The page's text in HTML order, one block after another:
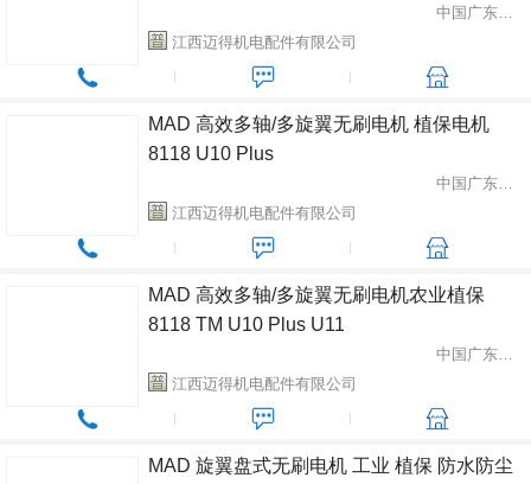
中国广东省中山市
江西迈得机电配件有限公司
MAD 高效多轴/多旋翼无刷电机 植保电机
8118 U10 Plus
中国广东省中山市
江西迈得机电配件有限公司
MAD 高效多轴/多旋翼无刷电机农业植保
8118 TM U10 Plus U11
中国广东省中山市
江西迈得机电配件有限公司
MAD 旋翼盘式无刷电机 工业 植保 防水防尘